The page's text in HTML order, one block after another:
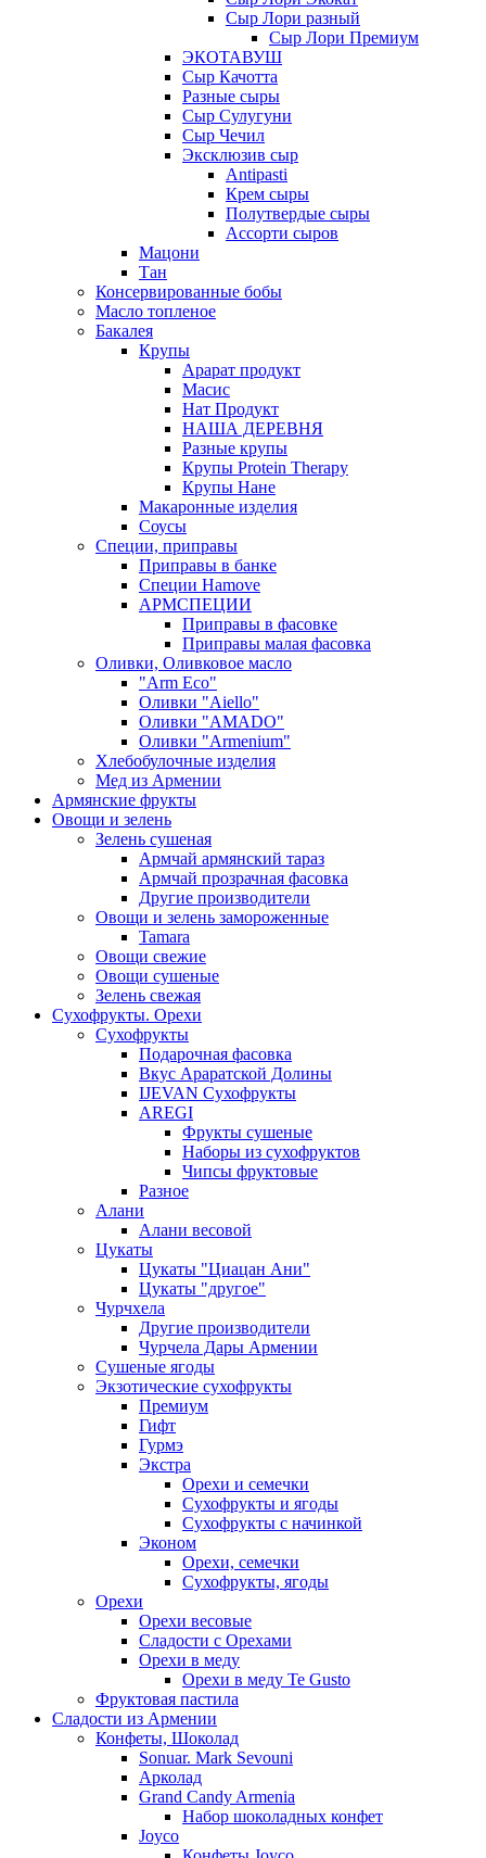
Сыр Лори разный
Сыр Лори Премиум
ЭКОТАВУШ
Сыр Качотта
Разные сыры
Сыр Сулугуни
Сыр Чечил
Эксклюзив сыр
Antipasti
Крем сыры
Полутвердые сыры
Ассорти сыров
Мацони
Тан
Консервированные бобы
Масло топленое
Бакалея
Крупы
Арарат продукт
Масис
Нат Продукт
НАША ДЕРЕВНЯ
Разные крупы
Крупы Protein Therapy
Крупы Нане
Макаронные изделия
Соусы
Специи, приправы
Приправы в банке
Специи Hamove
АРМСПЕЦИИ
Приправы в фасовке
Приправы малая фасовка
Оливки, Оливковое масло
"Arm Eco"
Оливки "Aiello"
Оливки "AMADO"
Оливки "Armenium"
Хлебобулочные изделия
Мед из Армении
Армянские фрукты
Овощи и зелень
Зелень сушеная
Армчай армянский тараз
Армчай прозрачная фасовка
Другие производители
Овощи и зелень замороженные
Tamara
Овощи свежие
Овощи сушеные
Зелень свежая
Сухофрукты. Орехи
Сухофрукты
Подарочная фасовка
Вкус Араратской Долины
IJEVAN Сухофрукты
AREGI
Фрукты сушеные
Наборы из сухофруктов
Чипсы фруктовые
Разное
Алани
Алани весовой
Цукаты
Цукаты "Циацан Ани"
Цукаты "другое"
Чурчхела
Другие производители
Чурчела Дары Армении
Сушеные ягоды
Экзотические сухофрукты
Премиум
Гифт
Гурмэ
Экстра
Орехи и семечки
Сухофрукты и ягоды
Сухофрукты с начинкой
Эконом
Орехи, семечки
Сухофрукты, ягоды
Орехи
Орехи весовые
Сладости с Орехами
Орехи в меду
Орехи в меду Te Gusto
Фруктовая пастила
Сладости из Армении
Конфеты, Шоколад
Sonuar. Mark Sevouni
Арколад
Grand Candy Armenia
Набор шоколадных конфет
Joyco